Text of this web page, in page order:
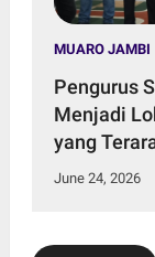
MUARO JAMBI
Pengurus
Menjadi
yang
June 24, 2026